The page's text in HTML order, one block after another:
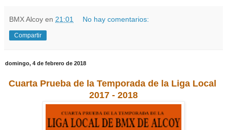
BMX Alcoy en 21:01 No hay comentarios:
Compartir
domingo, 4 de febrero de 2018
Cuarta Prueba de la Temporada de la Liga Local
2017 - 2018